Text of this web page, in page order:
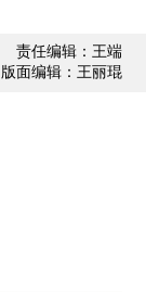
责任编辑：王端
版面编辑：王丽琨